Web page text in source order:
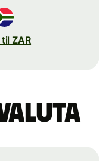
til ZAR